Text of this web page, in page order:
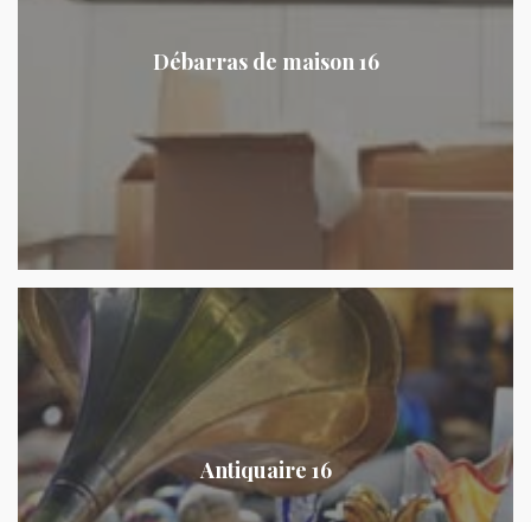
Débarras de maison 16
Antiquaire 16